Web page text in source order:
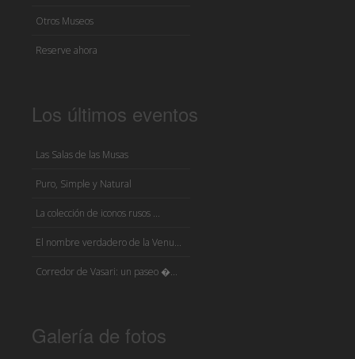
Otros Museos
Reserve ahora
Los últimos eventos
Las Salas de las Musas
Puro, Simple y Natural
La colección de iconos rusos ...
El nombre verdadero de la Venu...
Corredor de Vasari: un paseo �...
Galería de fotos